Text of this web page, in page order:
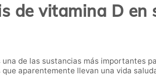
de vitamina D en
una de las sustancias más importantes
que aparentemente llevan una vida